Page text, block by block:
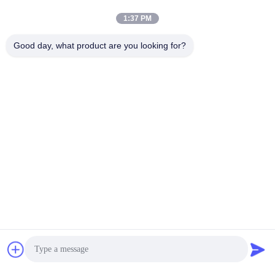
1:37 PM
Good day, what product are you looking for?